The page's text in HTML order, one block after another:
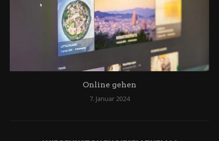
Online gehen
7. Januar 2024